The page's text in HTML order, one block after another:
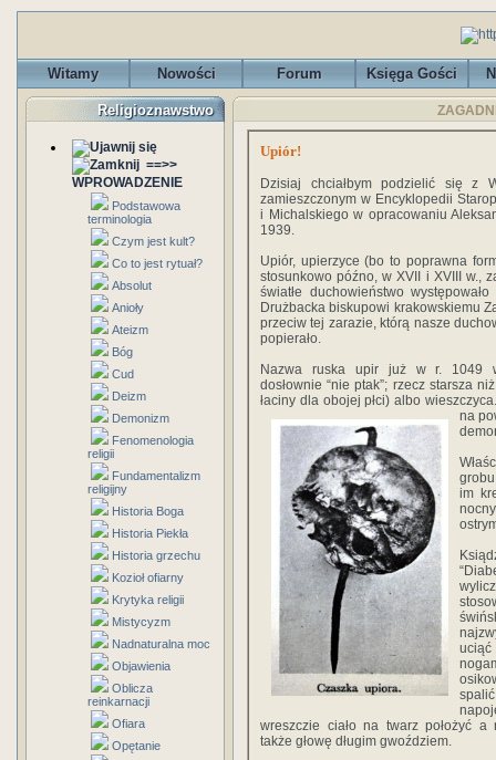
Witamy Nowości Forum Księga Gości
Religioznawstwo
==>>
WPROWADZENIE
Podstawowa
terminologia
Czym jest kult?
Co to jest rytuał?
Absolut
Anioły
Ateizm
Bóg
Cud
Deizm
Demonizm
Fenomenologia
religii
Fundamentalizm
religijny
Historia Boga
Historia Piekła
Historia grzechu
Kozioł ofiarny
Krytyka religii
Mistycyzm
Nadnaturalna moc
Objawienia
Oblicza
reinkarnacji
Ofiara
Opętanie
Upiór!
Dzisiaj chciałbym podzielić się z
zamieszczonym w Encyklopedii
i Michalskiego w opracowaniu
1939.
Upiór, upierzyce (bo to poprawna
stosunkowo późno, w XVII i XVIII w.,
światłe duchowieństwo
Drużbacka biskupowi krakowskiemu
przeciw tej zarazie, którą nasze
popierało.
Nazwa ruska upir już w r. 1049
dosłownie “nie ptak”; rzecz starsza
łaciny dla obojej płci) albo
na
im
uciąć
wreszczie ciało na twarz położyć a
także głowę długim gwoździem.